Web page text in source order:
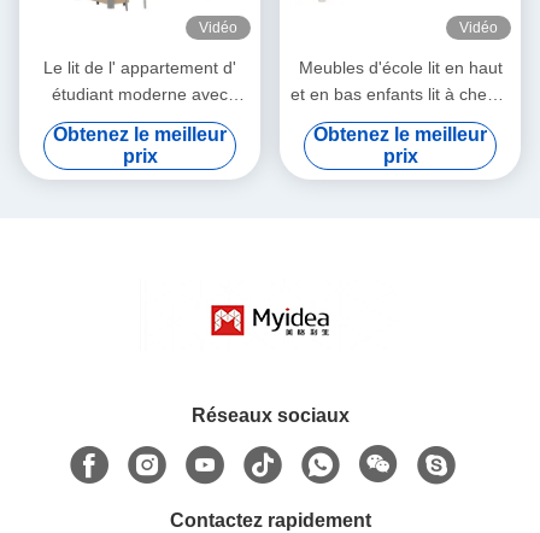
Vidéo
Le lit de l' appartement d'
étudiant moderne avec
rideau de lit et super intimité
sous la table de soutien
personnalisation lit
Obtenez le meilleur
prix
Vidéo
Meubles d'école lit en haut
et en bas enfants lit à chevet
avec support de bureau
personnalisé
Obtenez le meilleur
prix
Réseaux sociaux
Contactez rapidement